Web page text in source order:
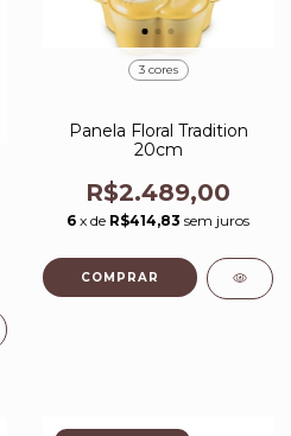
3 cores
Panela Floral Tradition
20cm
R$2.489,00
6 x de R$414,83 sem juros
COMPRAR